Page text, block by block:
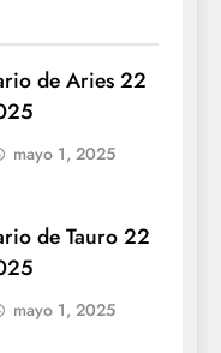
de Aries 22
mayo 1, 2025
de Tauro 22
mayo 1, 2025